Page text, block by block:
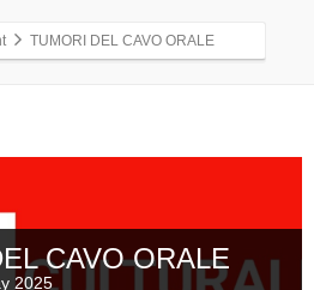
TUMORI DEL CAVO ORALE
CAVO ORALE
2025